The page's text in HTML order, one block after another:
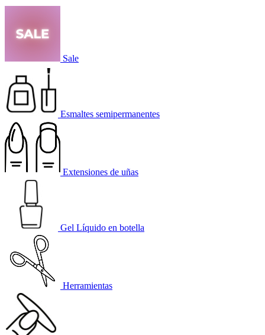
Sale
Esmaltes semipermanentes
Extensiones de uñas
Gel Líquido en botella
Herramientas